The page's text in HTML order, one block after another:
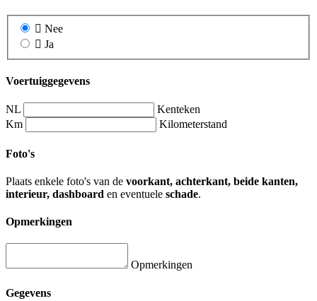
Nee
Ja
Voertuiggegevens
NL
Kenteken
Km
Kilometerstand
Foto's
Plaats enkele foto's van de voorkant, achterkant, beide kanten,
interieur, dashboard en eventuele schade.
Opmerkingen
Opmerkingen
Gegevens